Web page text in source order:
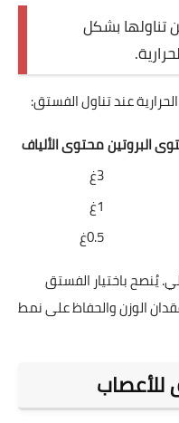
تناولها بشكل
عند تناول الفستق:
البروتينمحتوى الألياف
3غ
1غ
0.5غ
يُنصح باختيار الفستق
الوزن والحفاظ على نمط
للأعصاب